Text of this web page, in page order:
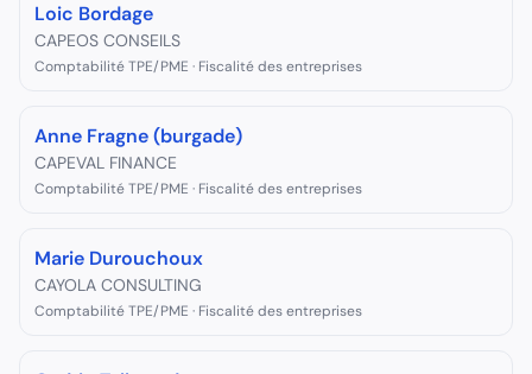
Loic Bordage
CAPEOS CONSEILS
Comptabilité TPE/PME · Fiscalité des entreprises
Anne Fragne (burgade)
CAPEVAL FINANCE
Comptabilité TPE/PME · Fiscalité des entreprises
Marie Durouchoux
CAYOLA CONSULTING
Comptabilité TPE/PME · Fiscalité des entreprises